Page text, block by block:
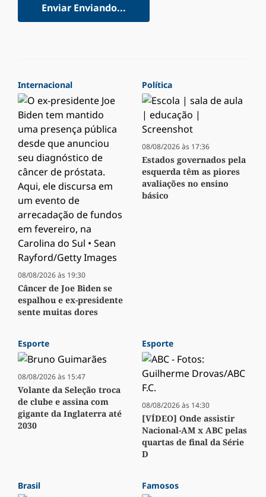
Enviar Enviando...
Internacional
08/08/2026 às 19:30
Câncer de Joe Biden se
espalhou e ex-presidente
sente muitas dores
Política
08/08/2026 às 17:36
Estados governados pela
esquerda têm as piores
avaliações no ensino
básico
Esporte
08/08/2026 às 15:47
Volante da Seleção troca
de clube e assina com
gigante da Inglaterra até
2030
Esporte
08/08/2026 às 14:30
[VÍDEO] Onde assistir
Nacional-AM x ABC pelas
quartas de final da Série
D
Brasil Famosos